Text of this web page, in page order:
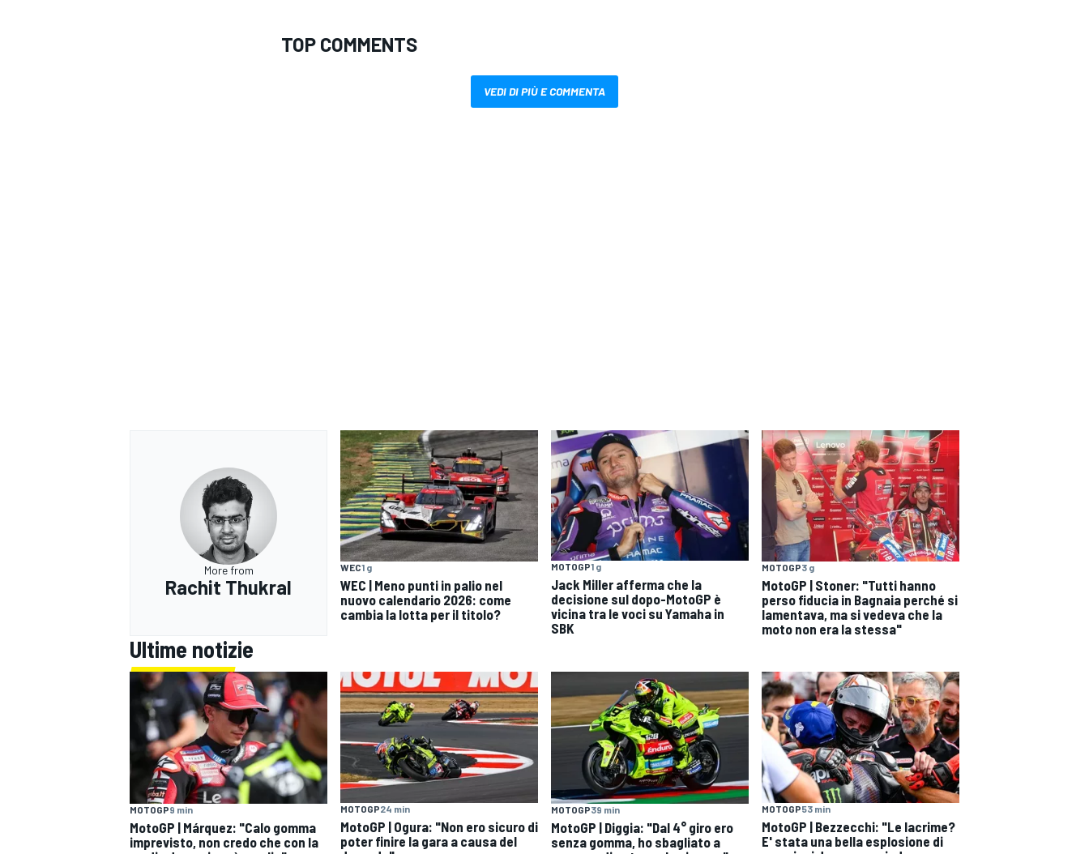
TOP COMMENTS
VEDI DI PIÙ E COMMENTA
More from
Rachit Thukral
WEC1 g
WEC | Meno punti in palio nel
nuovo calendario 2026: come
cambia la lotta per il titolo?
MOTOGP1 g
Jack Miller afferma che la
decisione sul dopo-MotoGP è
vicina tra le voci su Yamaha in
SBK
MOTOGP3 g
MotoGP | Stoner: "Tutti hanno
perso fiducia in Bagnaia perché si
lamentava, ma si vedeva che la
moto non era la stessa"
Ultime notizie
MOTOGP9 min
MotoGP | Márquez: "Calo gomma
imprevisto, non credo che con la
MOTOGP24 min
MotoGP | Ogura: "Non ero sicuro di
poter finire la gara a causa del
MOTOGP39 min
MotoGP | Diggia: "Dal 4° giro ero
senza gomma, ho sbagliato a
MOTOGP53 min
MotoGP | Bezzecchi: "Le lacrime?
E' stata una bella esplosione di